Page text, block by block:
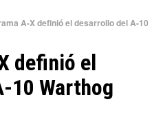
A-X definió el desarrollo del A-10
definió el
10 Warthog